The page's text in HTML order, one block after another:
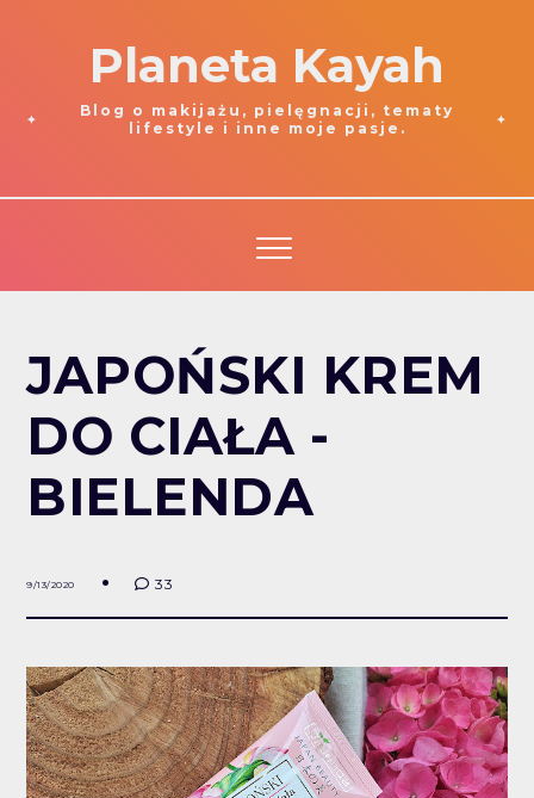
Planeta Kayah
Blog o makijażu, pielęgnacji, tematy
lifestyle i inne moje pasje.
JAPOŃSKI KREM
DO CIAŁA -
BIELENDA
9/13/2020 33